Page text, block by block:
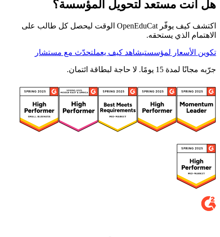
هل أنت مستعد لتحويل المؤسسة؟
اكتشف كيف يوفّر OpenEduCat الوقت ليحصل كل طالب على
الاهتمام الذي يستحقه.
تكوين الأسعار لمؤسستيشاهد كيف يعملتحدّث مع مستشار
جرّبه مجانًا لمدة 15 يومًا. لا حاجة لبطاقة ائتمان.